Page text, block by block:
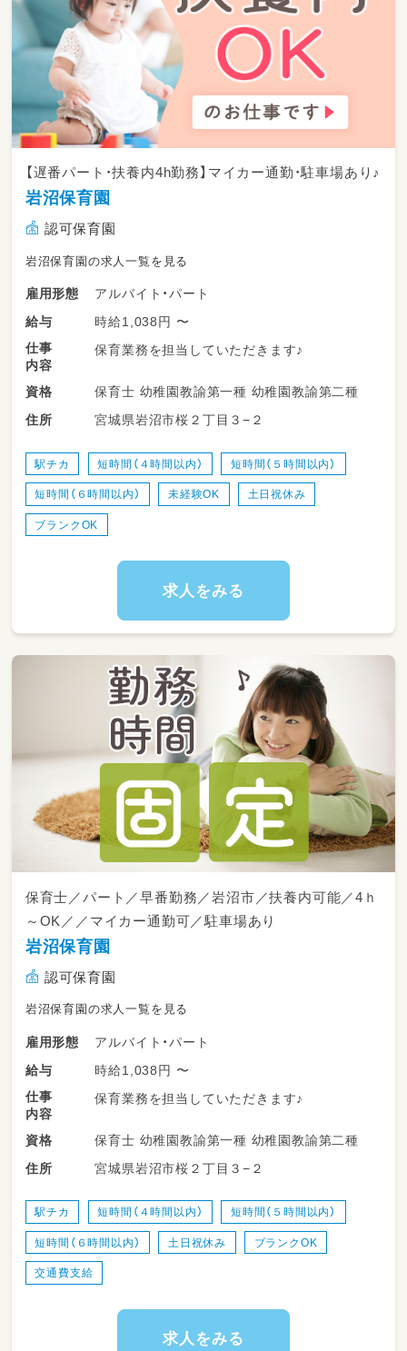
【遅番パート・扶養内4h勤務】マイカー通勤・駐車場あり♪
岩沼保育園
認可保育園
岩沼保育園の求人一覧を見る
雇用形態
アルバイト・パート
給与
時給1,038円 〜
仕事
内容
保育業務を担当していただきます♪
資格
保育士 幼稚園教諭第一種 幼稚園教諭第二種
住所
宮城県岩沼市桜２丁目３−２
駅チカ 短時間（４時間以内） 短時間（５時間以内）
短時間（６時間以内） 未経験OK 土日祝休み
ブランクOK
求人をみる
保育士／パート／早番勤務／岩沼市／扶養内可能／4ｈ
～OK／／マイカー通勤可／駐車場あり
岩沼保育園
認可保育園
岩沼保育園の求人一覧を見る
雇用形態
アルバイト・パート
給与
時給1,038円 〜
仕事
内容
保育業務を担当していただきます♪
資格
保育士 幼稚園教諭第一種 幼稚園教諭第二種
住所
宮城県岩沼市桜２丁目３−２
駅チカ 短時間（４時間以内） 短時間（５時間以内）
短時間（６時間以内） 土日祝休み ブランクOK
交通費支給
求人をみる